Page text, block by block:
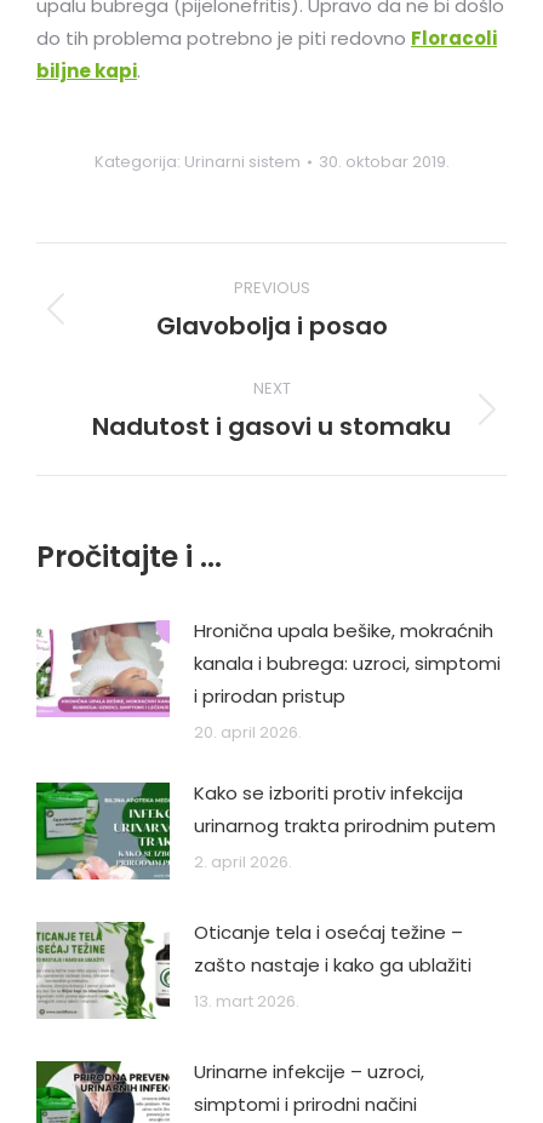
upalu bubrega (pijelonefritis). Upravo da ne bi došlo
do tih problema potrebno je piti redovno Floracoli
biljne kapi.
Kategorija: Urinarni sistem 30. oktobar 2019.
navigation
PREVIOUS
Previous
Glavobolja i posao
NEXT
Next
Nadutost i gasovi u stomaku
Pročitajte i ...
Hronična upala bešike, mokraćnih
kanala i bubrega: uzroci, simptomi
i prirodan pristup
20. april 2026.
Kako se izboriti protiv infekcija
urinarnog trakta prirodnim putem
2. april 2026.
Oticanje tela i osećaj težine –
zašto nastaje i kako ga ublažiti
13. mart 2026.
Urinarne infekcije – uzroci,
simptomi i prirodni načini